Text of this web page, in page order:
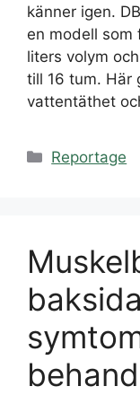
känner igen.
en modell som
liters volym
till 16 tum. Här
vattentäthet
Kategorier
Reportage